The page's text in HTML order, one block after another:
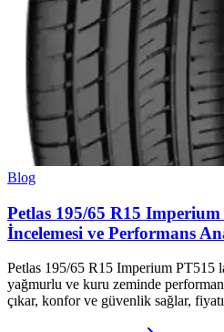
Blog
Petlas 195/65 R15
İncelemesi ve Performans
Petlas 195/65 R15 Imperium PT515
yağmurlu ve kuru zeminde
çıkar, konfor ve güvenlik sağlar,